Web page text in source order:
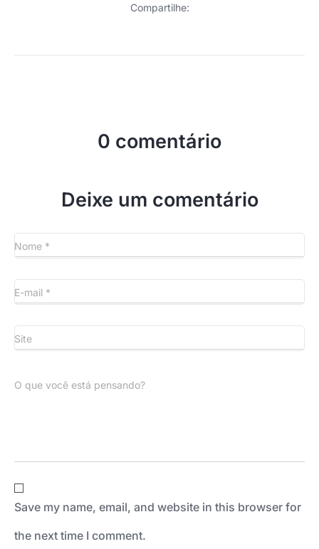
Compartilhe:
0 comentário
Deixe um comentário
Nome *
E-mail *
Site
O que você está pensando?
Save my name, email, and website in this browser for
the next time I comment.